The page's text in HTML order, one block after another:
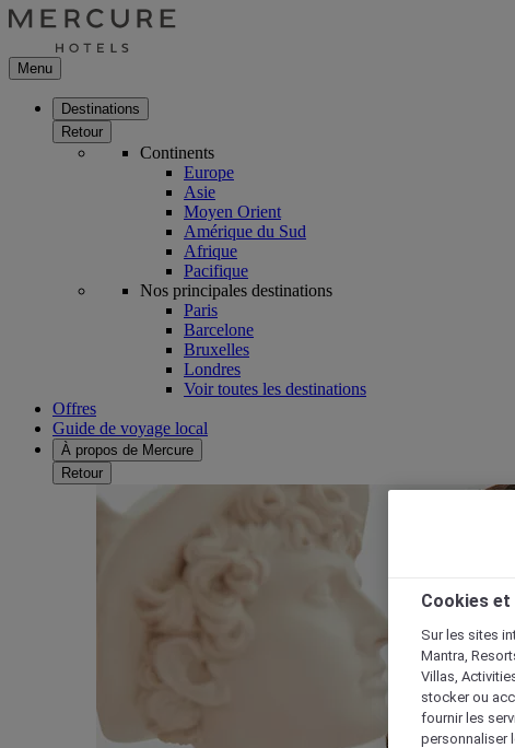
Menu
Destinations
Retour
Continents
Europe
Asie
Moyen Orient
Amérique du Sud
Afrique
Pacifique
Nos principales destinations
Paris
Barcelone
Bruxelles
Londres
Voir toutes les destinations
Offres
Guide de voyage local
À propos de Mercure
Retour
Cookies et
Sur les sites
Mantra,
Villas,
stocker ou
fournir les
personnaliser